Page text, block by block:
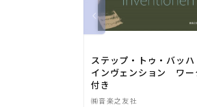
ステップ・トゥ・バッハ
インヴェンション ワー
付き
㈱音楽之友社